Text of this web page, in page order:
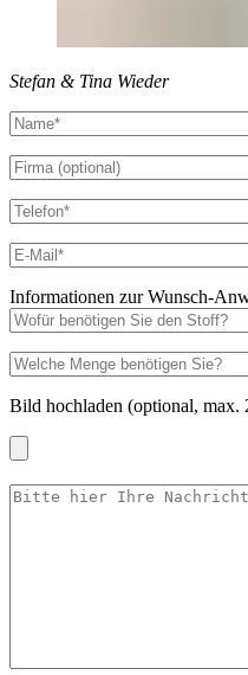
Stefan & Tina Wieder
Informationen zur Wunsch-
Bild hochladen (optional,